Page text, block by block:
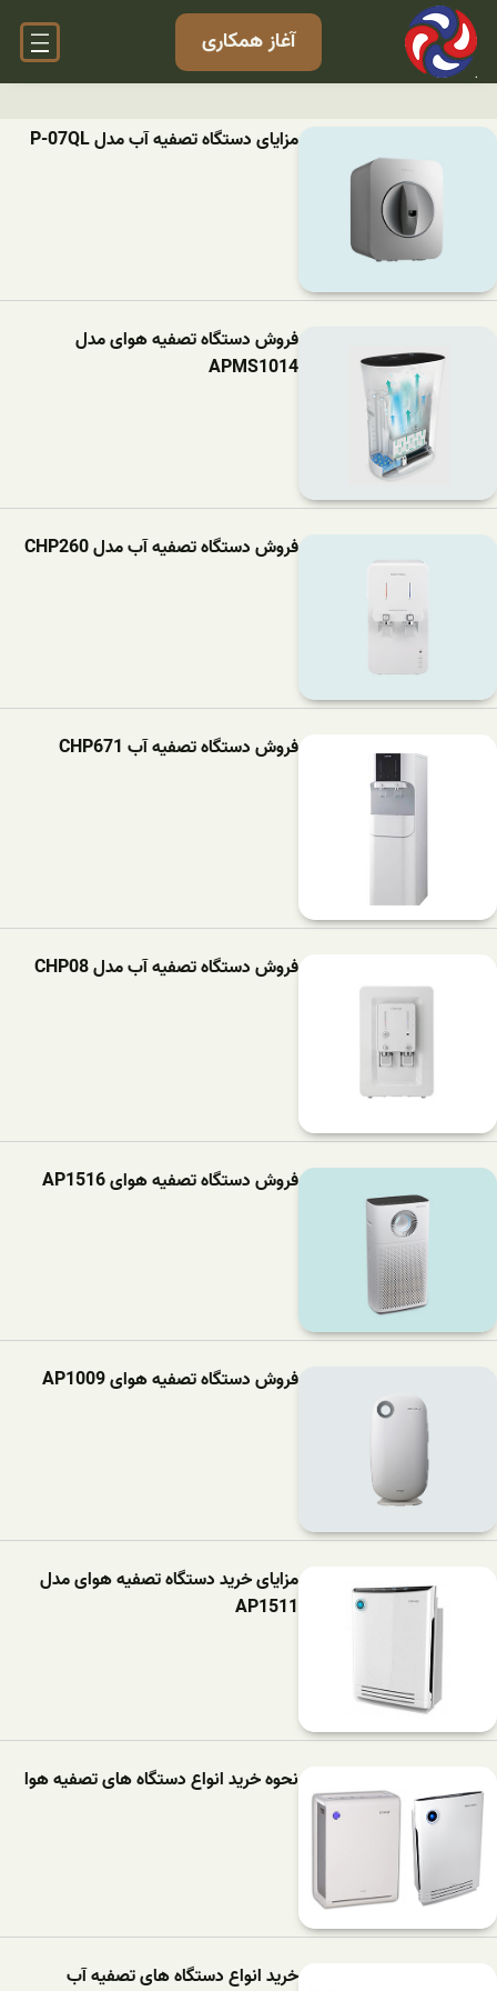
آغاز همکاری
مزایای دستگاه تصفیه آب مدل P-07QL
فروش دستگاه تصفیه هوای مدل
APMS1014
فروش دستگاه تصفیه آب مدل CHP260
فروش دستگاه تصفیه آب CHP671
فروش دستگاه تصفیه آب مدل CHP08
فروش دستگاه تصفیه هوای AP1516
فروش دستگاه تصفیه هوای AP1009
مزایای خرید دستگاه تصفیه هوای مدل
AP1511
نحوه خرید انواع دستگاه های تصفیه هوا
خرید انواع دستگاه های تصفیه آب